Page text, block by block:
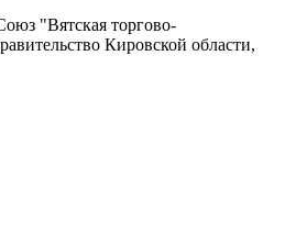
"Вятская торгово-
Кировской области,